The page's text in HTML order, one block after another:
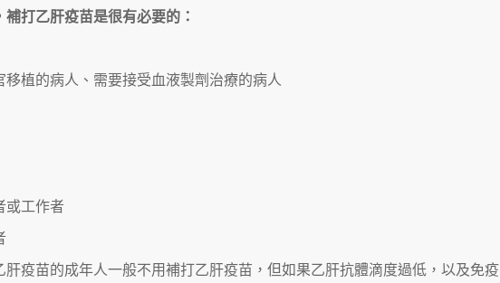
打乙肝疫苗是很有必要的：
植的病人、需要接受血液製劑治療的病人
或工作者
肝疫苗的成年人一般不用補打乙肝疫苗，但如果乙肝抗體滴度過低，以及免疫